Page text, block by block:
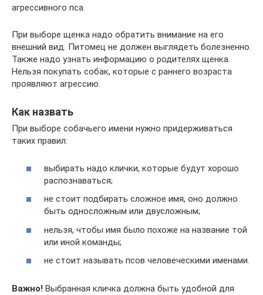
агрессивного пса.
При выборе щенка надо обратить внимание на его
внешний вид. Питомец не должен выглядеть болезненно.
Также надо узнать информацию о родителях щенка.
Нельзя покупать собак, которые с раннего возраста
проявляют агрессию.
Как назвать
При выборе собачьего имени нужно придерживаться
таких правил:
выбирать надо клички, которые будут хорошо
распознаваться;
не стоит подбирать сложное имя, оно должно
быть односложным или двусложным;
нельзя, чтобы имя было похоже на название той
или иной команды;
не стоит называть псов человеческими именами.
Важно! Выбранная кличка должна быть удобной для